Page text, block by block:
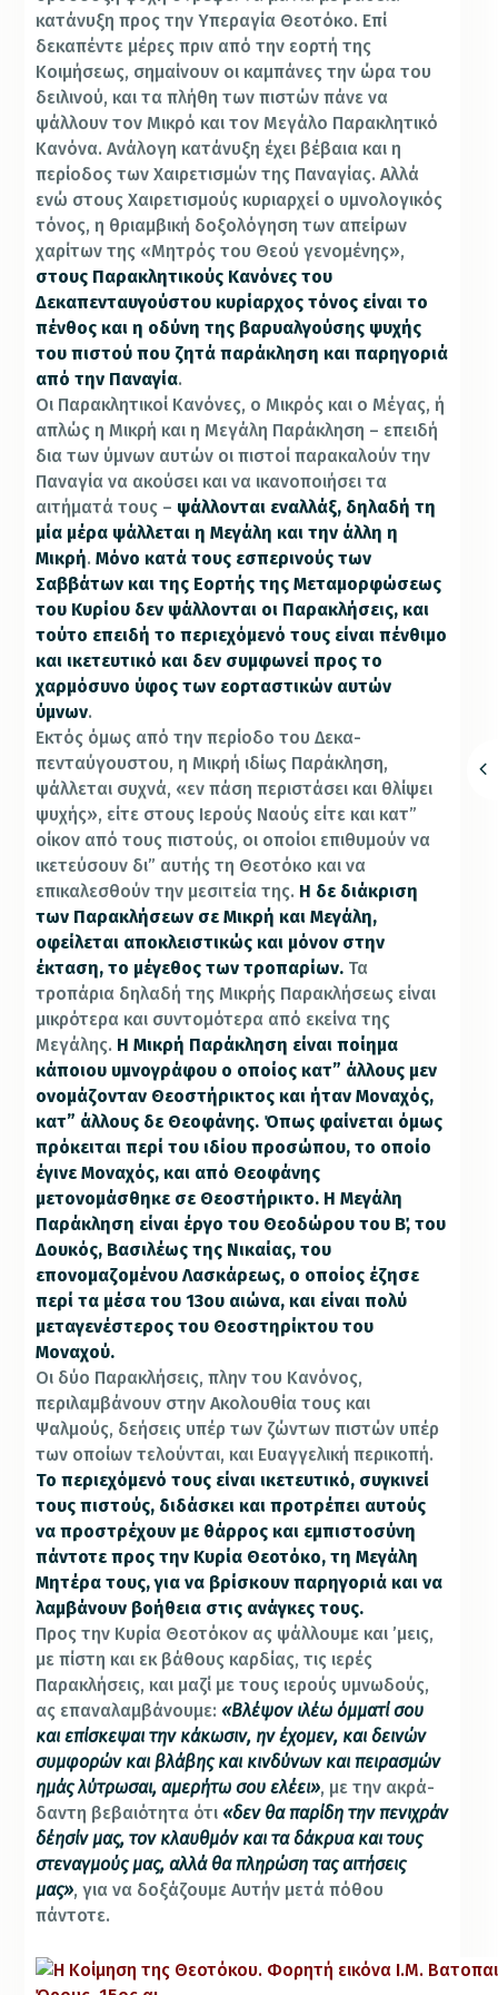
κατά­νυξη προς την Υπεραγία Θεοτόκο. Επί
δεκαπέντε μέρες πριν από την εορτή της
Κοιμήσεως, σημαίνουν οι καμπάνες την ώρα του
δει­λινού, και τα πλήθη των πιστών πάνε να
ψάλλουν τον Μικρό και τον Μεγάλο Παρακλητικό
Κανόνα. Ανάλογη κατάνυξη έχει βέβαια και η
περίοδος των Χαιρετισμών της Παναγίας. Αλλά
ενώ στους Χαιρετι­σμούς κυριαρχεί ο υμνολογικός
τόνος, η θριαμβική δοξολόγηση των απείρων
χαρίτων της «Μητρός του Θεού γενομένης»,
στους Παρα­κλητικούς Κανόνες του
Δεκαπενταυγούστου κυρίαρχος τόνος είναι το
πένθος και η οδύνη της βαρυαλγούσης ψυχής
του πιστού που ζη­τά παράκληση και παρηγοριά
από την Παναγία.
Οι Παρακλητικοί Κανόνες, ο Μικρός και ο Μέγας, ή
απλώς η Μικρή και η Μεγάλη Παράκληση – επειδή
δια των ύμνων αυτών οι πιστοί παρακαλούν την
Παναγία να ακού­σει και να ικανοποιήσει τα
αιτήματά τους – ψάλλονται εναλλάξ, δη­λαδή τη
μία μέρα ψάλλεται η Μεγάλη και την άλλη η
Μικρή.Μόνο κατά τους εσπερι­νούς των
Σαββάτων και της Εορτής της Μεταμορφώσεως
του Κυρίου δεν ψάλλον­ται οι Παρακλήσεις, και
τούτο επειδή το περιεχόμενό τους είναι πέν­θιμο
και ικετευτικό και δεν συμφωνεί προς το
χαρμόσυνο ύφος των εορταστικών αυτών
ύμνων.
Εκτός όμως από την περίοδο του Δεκα­
πενταύγουστου, η Μικρή ιδίως Παράκληση,
ψάλλεται συχνά, «εν πά­ση περιστάσει και θλίψει
ψυχής», είτε στους Ιερούς Ναούς είτε και κατ”
οίκον από τους πιστούς, οι οποίοι επιθυμούν να
ικετεύσουν δι” αυτής τη Θεοτόκο και να
επικαλεσθούν την μεσιτεία της. Η δε διάκριση
των Παρακλήσεων σε Μικρή και Μεγάλη,
οφείλεται αποκλειστικώς και μόνον στην
έκταση, το μέγεθος των τροπαρίων. Τα
τροπάρια δηλαδή της Μικρής Παρακλήσεως είναι
μικρότερα και συντομότερα από εκείνα της
Μεγάλης. Η Μικρή Παράκληση είναι ποίημα
κάποιου υμνογράφου ο οποίος κατ” άλλους μεν
ονομάζονταν Θεοστήρικτος και ήταν Μο­ναχός,
κατ” άλλους δε Θεοφάνης. Όπως φαίνεται όμως
πρόκειται περί του ιδίου προσώπου, το οποίο
έγινε Μοναχός, και από Θεοφά­νης
μετονομάσθηκε σε Θεοστήρικτο. Η Μεγάλη
Παράκληση είναι έργο του Θεοδώρου του Β΄, του
Δουκός, Βασιλέως της Νικαίας, του
επονομαζομένου Λασκάρεως, ο οποίος έζησε
περί τα μέσα του 13ου αιώνα, και είναι πολύ
μεταγενέστερος του Θεοστηρίκτου του
Μοναχού.
Οι δύο Παρακλήσεις, πλην του Κανόνος,
περιλαμβάνουν στην Ακο­λουθία τους και
Ψαλμούς, δεήσεις υπέρ των ζώντων πιστών υπέρ
των οποίων τελούνται, και Ευαγγελική περικοπή.
Το περιεχόμενό τους είναι ικετευτικό, συγκινεί
τους πιστούς, διδάσκει και προτρέπει αυτούς
να προστρέχουν με θάρρος και εμπιστοσύνη
πάντοτε προς την Κυρία Θεοτόκο, τη Μεγάλη
Μητέρα τους, για να βρίσκουν πα­ρηγοριά και να
λαμβάνουν βοήθεια στις ανάγκες τους.
Προς την Κυρία Θεοτόκον ας ψάλλουμε και ’μεις,
με πίστη και εκ βά­θους καρδίας, τις ιερές
Παρακλήσεις, και μαζί με τους ιερούς υμνω­δούς,
ας επαναλαμβάνουμε: «Βλέψον ιλέω όμματί σου
και επίσκεψαι την κάκωσιν, ην έχομεν, και δεινών
συμφορών και βλάβης και κινδύ­νων και πειρασμών
ημάς λύτρωσαι, αμερήτω σου ελέει», με την ακρά­
δαντη βεβαιότητα ότι«δεν θα παρίδη την πενιχράν
δέησίν μας, τον κλαυθμόν και τα δάκρυα και τους
στεναγμούς μας, αλλά θα πληρώση τας αιτήσεις
μας», για να δοξάζουμε Αυτήν μετά πόθου
πάντοτε.